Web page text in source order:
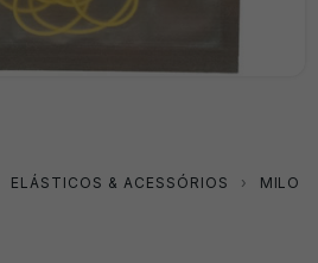
ELÁSTICOS & ACESSÓRIOS › MILO